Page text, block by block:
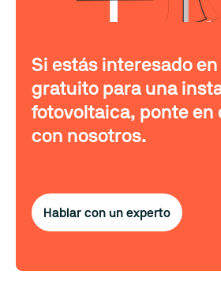
Si estás interesado
gratuito para una
fotovoltaica, ponte en
con nosotros.
Hablar con un experto